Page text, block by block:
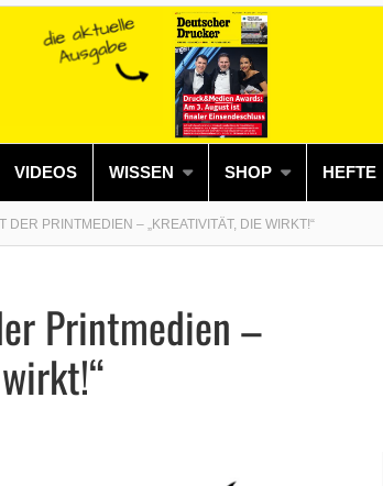
VIDEOS WISSEN SHOP HEFTE
DER PRINTMEDIEN – „KREATIVITÄT, DIE WIRKT!“
Printmedien –